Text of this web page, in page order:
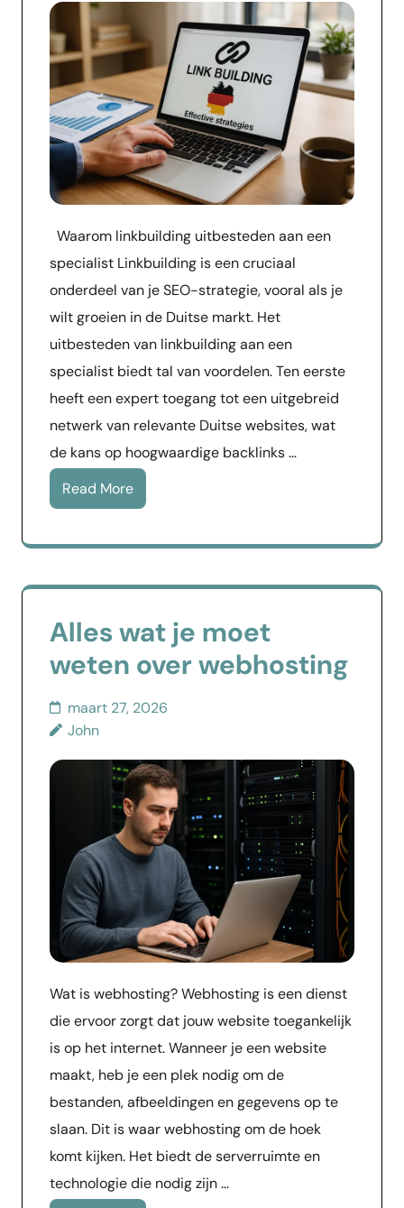
Waarom linkbuilding uitbesteden aan een
specialist Linkbuilding is een cruciaal
onderdeel van je SEO-strategie, vooral als je
wilt groeien in de Duitse markt. Het
uitbesteden van linkbuilding aan een
specialist biedt tal van voordelen. Ten eerste
heeft een expert toegang tot een uitgebreid
netwerk van relevante Duitse websites, wat
de kans op hoogwaardige backlinks …
Read More
Alles wat je moet
weten over webhosting
maart 27, 2026
John
Wat is webhosting? Webhosting is een dienst
die ervoor zorgt dat jouw website toegankelijk
is op het internet. Wanneer je een website
maakt, heb je een plek nodig om de
bestanden, afbeeldingen en gegevens op te
slaan. Dit is waar webhosting om de hoek
komt kijken. Het biedt de serverruimte en
technologie die nodig zijn …